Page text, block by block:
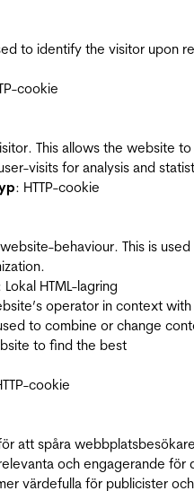
to identify the visitor upon
cookie
This allows the website to
visits for analysis and
: HTTP-cookie
behaviour. This is
Lokal HTML-lagring
operator in context with
to combine or change
to find the best
cookie
att spåra
och engagerande för
värdefulla för publicister och